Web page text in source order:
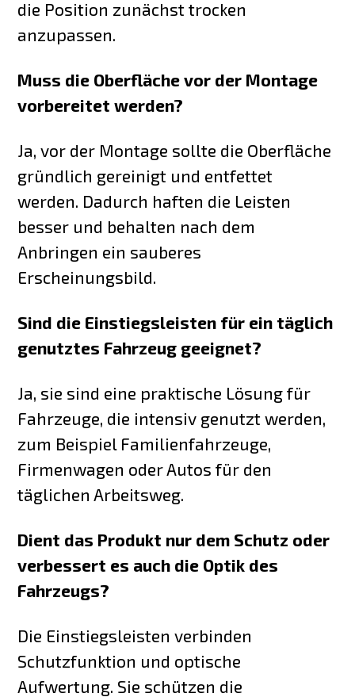
die Position zunächst trocken
anzupassen.
Muss die Oberfläche vor der Montage
vorbereitet werden?
Ja, vor der Montage sollte die Oberfläche
gründlich gereinigt und entfettet
werden. Dadurch haften die Leisten
besser und behalten nach dem
Anbringen ein sauberes
Erscheinungsbild.
Sind die Einstiegsleisten für ein täglich
genutztes Fahrzeug geeignet?
Ja, sie sind eine praktische Lösung für
Fahrzeuge, die intensiv genutzt werden,
zum Beispiel Familienfahrzeuge,
Firmenwagen oder Autos für den
täglichen Arbeitsweg.
Dient das Produkt nur dem Schutz oder
verbessert es auch die Optik des
Fahrzeugs?
Die Einstiegsleisten verbinden
Schutzfunktion und optische
Aufwertung. Sie schützen die